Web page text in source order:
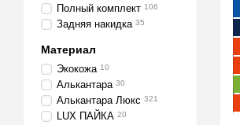
Полный комплект 106
Задняя накидка 35
Материал
Экокожа 10
Алькантара 30
Алькантара Люкс 321
LUX ПАЙКА 20